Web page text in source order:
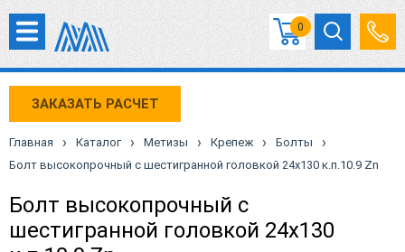
0
ЗАКАЗАТЬ РАСЧЕТ
Главная › Каталог › Метизы › Крепеж › Болты ›
Болт высокопрочный с шестигранной головкой 24х130 к.п.10.9 Zn
Болт высокопрочный с
шестигранной головкой 24х130